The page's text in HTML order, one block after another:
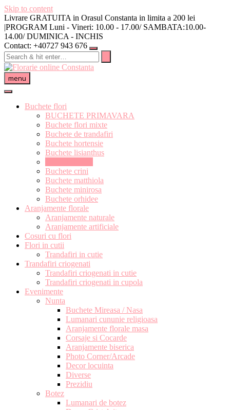
Skip to content
Livrare GRATUITA in Orasul Constanta in limita a 200 lei
|PROGRAM Luni - Vineri: 10.00 - 17.00/ SAMBATA:10.00-
14.00/ DUMINICA - INCHIS
Contact: +40727 943 676
menu
Buchete flori
BUCHETE PRIMAVARA
Buchete flori mixte
Buchete de trandafiri
Buchete hortensie
Buchete lisianthus
Buchete crini
Buchete matthiola
Buchete minirosa
Buchete orhidee
Aranjamente florale
Aranjamente naturale
Aranjamente artificiale
Cosuri cu flori
Flori in cutii
Trandafiri in cutie
Trandafiri criogenati
Trandafiri criogenati in cutie
Trandafiri criogenati in cupola
Evenimente
Nunta
Buchete Mireasa / Nasa
Lumanari cununie religioasa
Aranjamente florale masa
Corsaje si Cocarde
Aranjamente biserica
Photo Corner/Arcade
Decor locuinta
Diverse
Prezidiu
Botez
Lumanari de botez